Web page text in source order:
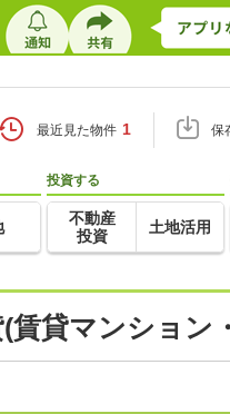
最近見た物件 1 保
投資する
不動産
投資
土地活用
賃貸マンション